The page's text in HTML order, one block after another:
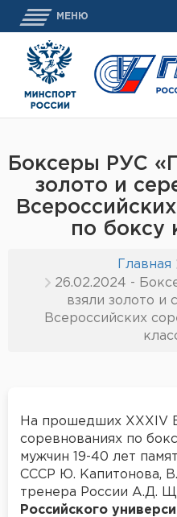
МЕНЮ
Боксеры РУС
золото и
по боксу
Главная
26.02.2024 -
взяли золото и
Всероссийских
На прошедших XXXIV
соревнованиях по
мужчин 19-40 лет
СССР Ю. Капитонова,
тренера России А.Д.
Российского